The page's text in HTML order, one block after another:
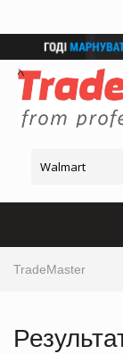
TradeMaster